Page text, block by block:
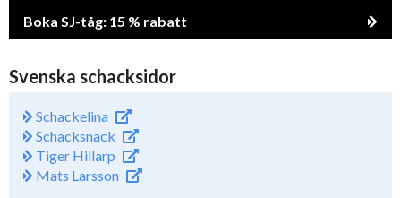
Boka SJ-tåg: 15 % rabatt
Svenska schacksidor
Schackelina
Schacksnack
Tiger Hillarp
Mats Larsson